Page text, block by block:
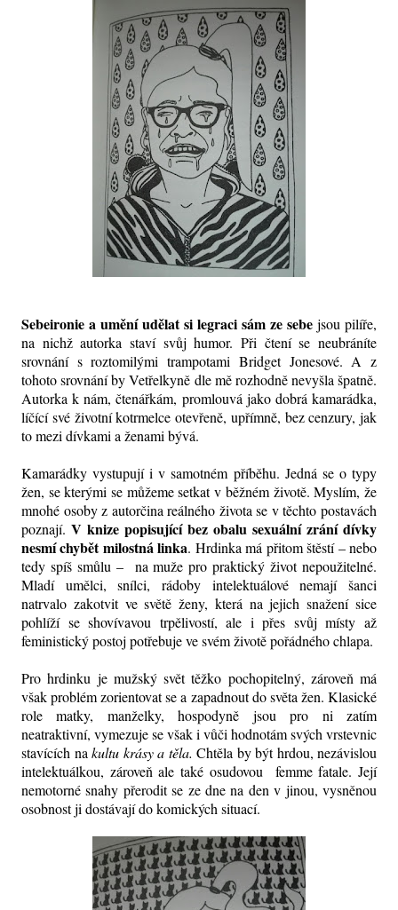
Sebeironie a umění udělat si legraci sám ze sebe jsou pilíře,
na nichž autorka staví svůj humor. Při čtení se neubráníte
srovnání s roztomilými trampotami Bridget Jonesové. A z
tohoto srovnání by Vetřelkyně dle mě rozhodně nevyšla špatně.
Autorka k nám, čtenářkám, promlouvá jako dobrá kamarádka,
líčící své životní kotrmelce otevřeně, upřímně, bez cenzury, jak
to mezi dívkami a ženami bývá.
Kamarádky vystupují i v samotném příběhu. Jedná se o typy
žen, se kterými se můžeme setkat v běžném životě. Myslím, že
mnohé osoby z autorčina reálného života se v těchto postavách
poznají. V knize popisující bez obalu sexuální zrání dívky
nesmí chybět milostná linka. Hrdinka má přitom štěstí – nebo
tedy spíš smůlu – na muže pro praktický život nepoužitelné.
Mladí umělci, snílci, rádoby intelektuálové nemají šanci
natrvalo zakotvit ve světě ženy, která na jejich snažení sice
pohlíží se shovívavou trpělivostí, ale i přes svůj místy až
feministický postoj potřebuje ve svém životě pořádného chlapa.
Pro hrdinku je mužský svět těžko pochopitelný, zároveň má
však problém zorientovat se a zapadnout do světa žen. Klasické
role matky, manželky, hospodyně jsou pro ni zatím
neatraktivní, vymezuje se však i vůči hodnotám svých vrstevnic
stavících na kultu krásy a těla. Chtěla by být hrdou, nezávislou
intelektuálkou, zároveň ale také osudovou femme fatale. Její
nemotorné snahy přerodit se ze dne na den v jinou, vysněnou
osobnost ji dostávají do komických situací.